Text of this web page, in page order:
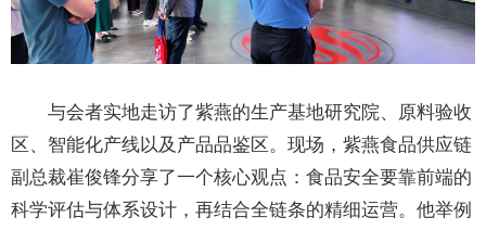
与会者实地走访了紫燕的生产基地研究院、原料验收
区、智能化产线以及产品品鉴区。现场，紫燕食品供应链
副总裁崔俊锋分享了一个核心观点：食品安全要靠前端的
科学评估与体系设计，再结合全链条的精细运营。他举例